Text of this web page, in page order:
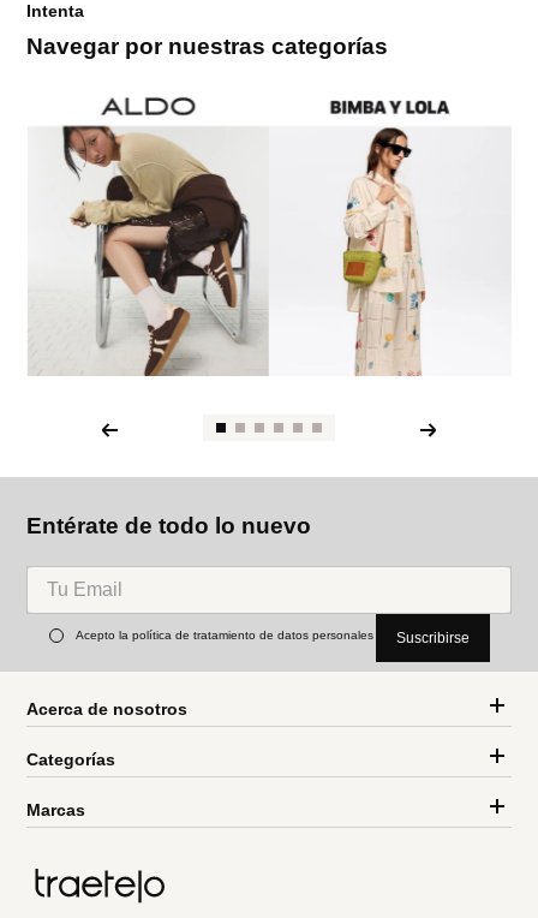
Intenta
Navegar por nuestras categorías
Entérate de todo lo nuevo
Acepto la política de tratamiento de datos personales Suscribirse
Acerca de nosotros
Categorías
Marcas